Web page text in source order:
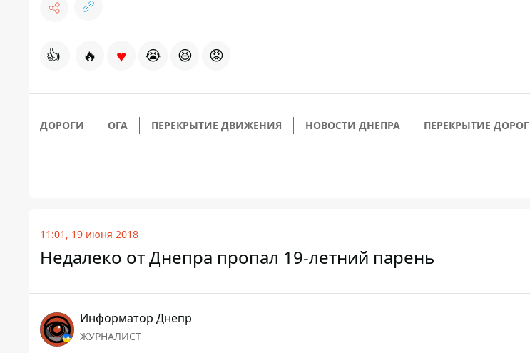
👍 🔥 ♥ 😭 😆 😡
ДОРОГИ ОГА ПЕРЕКРЫТИЕ ДВИЖЕНИЯ НОВОСТИ ДНЕПРА ПЕРЕКРЫТИЕ ДОРОГ
11:01, 19 июня 2018
Недалеко от Днепра пропал 19-летний парень
Информатор Днепр
ЖУРНАЛИСТ